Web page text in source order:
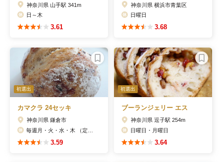
神奈川県 山手駅 341m
日～木
3.61
神奈川県 横浜市青葉区
日曜日
3.68
初選出
カマクラ 24セッキ
神奈川県 鎌倉市
3.59
初選出
ブーランジェリー エス
神奈川県 逗子駅 254m
日曜日・月曜日
3.64